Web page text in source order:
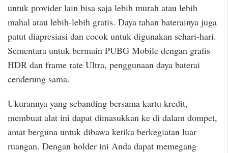
untuk provider lain bisa saja lebih murah atau lebih
mahal atau lebih-lebih gratis. Daya tahan baterainya juga
patut diapresiasi dan cocok untuk digunakan sehari-hari.
Sementara untuk bermain PUBG Mobile dengan grafis
HDR dan frame rate Ultra, penggunaan daya baterai
cenderung sama.
Ukurannya yang sebanding bersama kartu kredit,
membuat alat ini dapat dimasukkan ke di dalam dompet,
amat berguna untuk dibawa ketika berkegiatan luar
ruangan. Dengan holder ini Anda dapat memegang